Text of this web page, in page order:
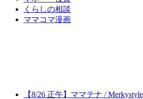
くらしの相談
ママコマ漫画
【8/26 正午】ママテナ /